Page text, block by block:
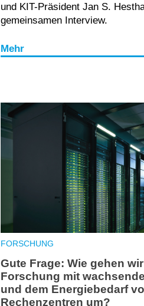
und KIT-Präsident Jan S.
gemeinsamen Interview.
Mehr
FORSCHUNG
Gute Frage: Wie gehen
Forschung mit
und dem Energiebedarf
Rechenzentren um?